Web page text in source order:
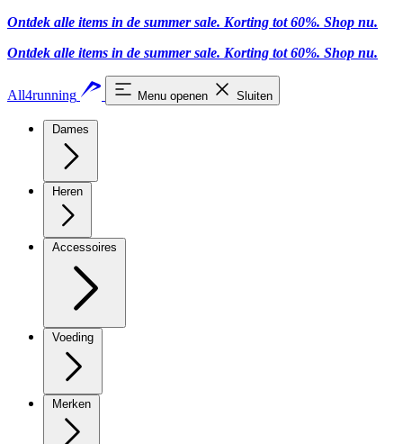
Ontdek alle items in de summer sale. Korting tot 60%. Shop nu.
Ontdek alle items in de summer sale. Korting tot 60%. Shop nu.
All4running Menu openen Sluiten
Dames
Heren
Accessoires
Voeding
Merken